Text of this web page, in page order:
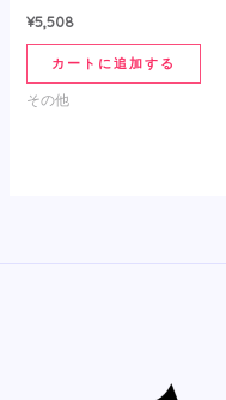
¥5,508
カートに追加する
その他